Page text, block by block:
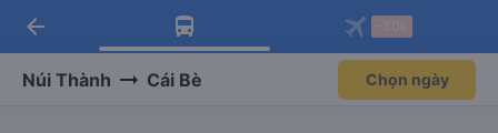
Tải app Vexere ngay!
Nhận ưu đãi thành viên độc
Mở app
Tải app Vexere
-30k/ghế khi đặt vé máy bay qua
Mở app
arrow_back
Núi Thành Cái Bè Chọn ngày